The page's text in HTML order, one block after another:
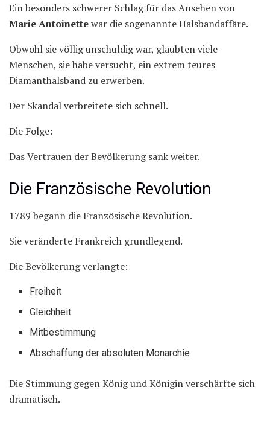
Ein besonders schwerer Schlag für das Ansehen von
Marie Antoinettewar die sogenannte Halsbandaffäre.
Obwohl sie völlig unschuldig war, glaubten viele
Menschen, sie habe versucht, ein extrem teures
Diamanthalsband zu erwerben.
Der Skandal verbreitete sich schnell.
Die Folge:
Das Vertrauen der Bevölkerung sank weiter.
Die Französische Revolution
1789 begann die Französische Revolution.
Sie veränderte Frankreich grundlegend.
Die Bevölkerung verlangte:
Freiheit
Gleichheit
Mitbestimmung
Abschaffung der absoluten Monarchie
Die Stimmung gegen König und Königin verschärfte sich
dramatisch.